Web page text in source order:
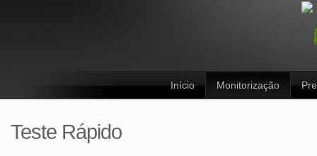
Início Monitorização
Teste Rápido